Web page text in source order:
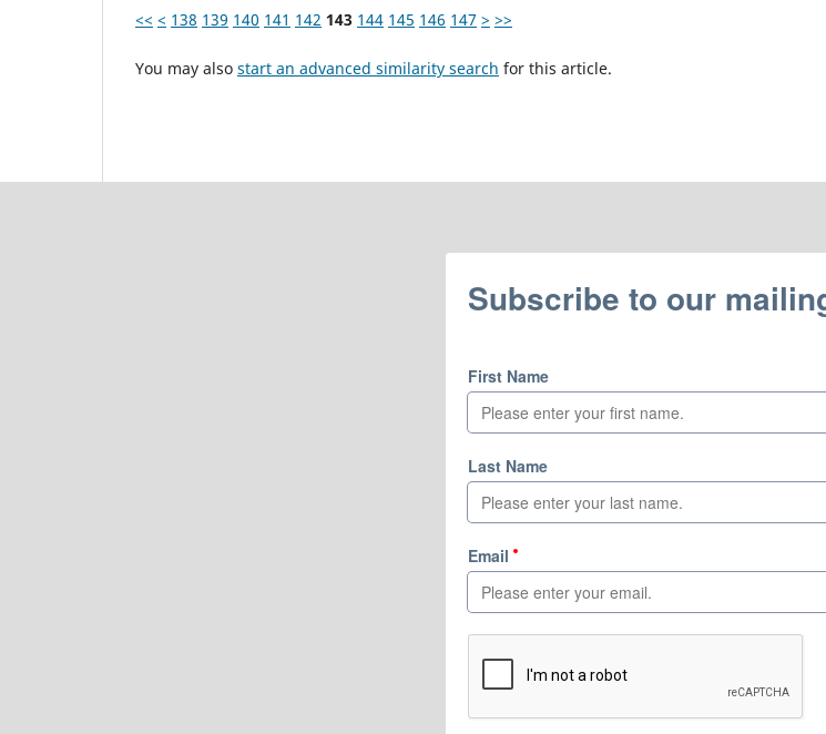
<< < 138 139 140 141 142 143 144 145 146 147 > >>
You may also start an advanced similarity search for this article.